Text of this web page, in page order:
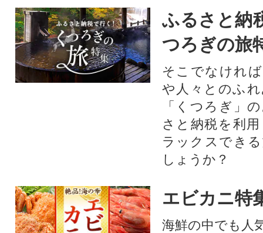
ふるさと納
つろぎの旅
そこでなけれ
や人々とのふ
「くつろぎ」
さと納税を利
ラックスでき
しょうか？
エビカニ特
海鮮の中でも人